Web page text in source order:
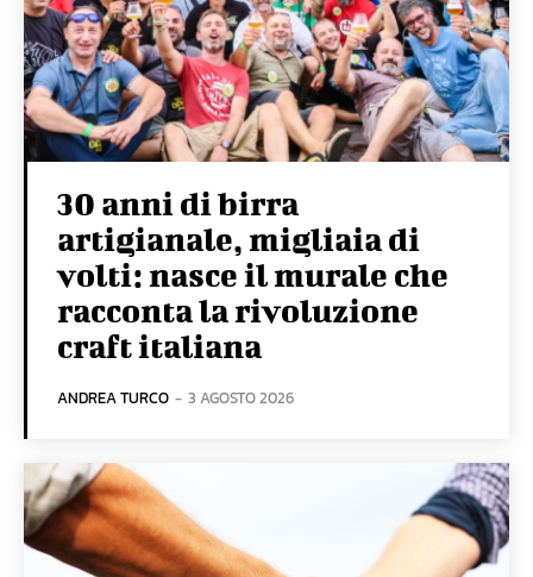
30 anni di birra
artigianale, migliaia di
volti: nasce il murale che
racconta la rivoluzione
craft italiana
ANDREA TURCO - 3 AGOSTO 2026